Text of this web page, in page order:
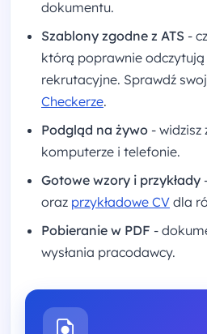
dokumentu.
Szablony zgodne z ATS -
którą poprawnie
rekrutacyjne. Sprawdź
Checkerze.
Podgląd na żywo - widzisz
komputerze i telefonie.
Gotowe wzory i przykłady
oraz przykładowe CV dla
Pobieranie w PDF -
wysłania pracodawcy.